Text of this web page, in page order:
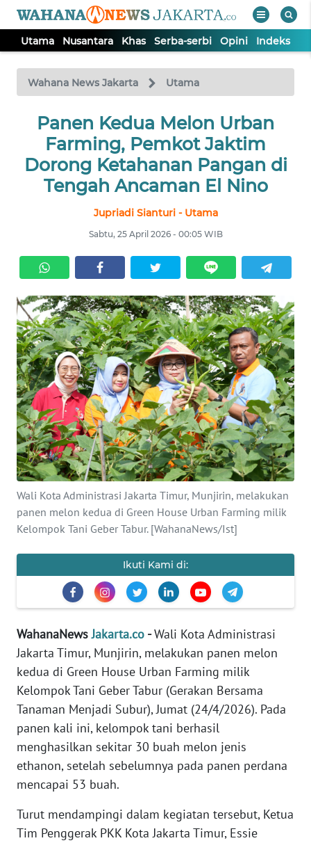
Utama Nusantara Khas Serba-serbi Opini Indeks
Wahana News Jakarta Utama
Panen Kedua Melon Urban
Farming, Pemkot Jaktim
Dorong Ketahanan Pangan di
Tengah Ancaman El Nino
Jupriadi Sianturi - Utama
Sabtu, 25 April 2026 - 00:05 WIB
Wali Kota Administrasi Jakarta Timur, Munjirin, melakukan
panen melon kedua di Green House Urban Farming milik
Kelompok Tani Geber Tabur. [WahanaNews/Ist]
Ikuti Kami di:
WahanaNewsJakarta.co -Wali Kota Administrasi
Jakarta Timur, Munjirin, melakukan panen melon
kedua di Green House Urban Farming milik
Kelompok Tani Geber Tabur (Gerakan Bersama
Tanaman Menjadi Subur), Jumat (24/4/2026). Pada
panen kali ini, kelompok tani berhasil
menghasilkan sekitar 30 buah melon jenis
ethanon, setelah sebelumnya pada panen perdana
mencapai 53 buah.
Turut mendampingi dalam kegiatan tersebut, Ketua
Tim Penggerak PKK Kota Jakarta Timur, Essie
TV
Tutup
UTAMA
NUSANTARA
SERBI
OPINI
Informasi
INDEKS
BERITA
KONTAK
KAMI
INFO
IKLAN
TENTANG
KAMI
MEDIA
REDAKSI
KARIR
DISCLAIMER
Wahana
News
Regional
SUMUT